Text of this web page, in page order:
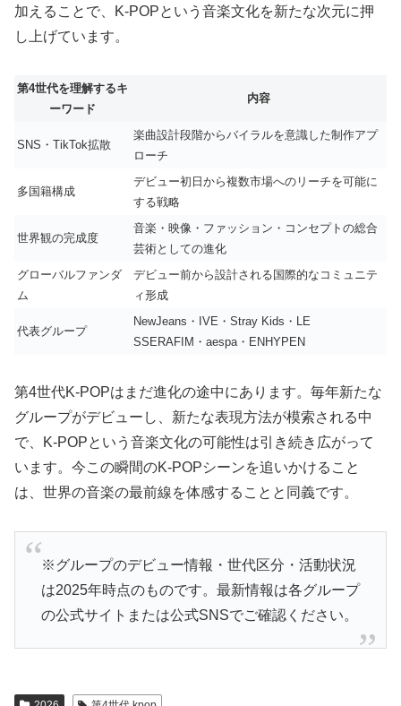
加えることで、K-POPという音楽文化を新たな次元に押
し上げています。
第4世代を理解するキ
ーワード
内容
SNS・TikTok拡散
楽曲設計段階からバイラルを意識した制作アプ
ローチ
多国籍構成
デビュー初日から複数市場へのリーチを可能に
する戦略
世界観の完成度
音楽・映像・ファッション・コンセプトの総合
芸術としての進化
グローバルファンダ
ム
デビュー前から設計される国際的なコミュニテ
ィ形成
代表グループ
NewJeans・IVE・Stray Kids・LE
SSERAFIM・aespa・ENHYPEN
第4世代K-POPはまだ進化の途中にあります。毎年新たな
グループがデビューし、新たな表現方法が模索される中
で、K-POPという音楽文化の可能性は引き続き広がって
います。今この瞬間のK-POPシーンを追いかけること
は、世界の音楽の最前線を体感することと同義です。
※グループのデビュー情報・世代区分・活動状況
は2025年時点のものです。最新情報は各グループ
の公式サイトまたは公式SNSでご確認ください。